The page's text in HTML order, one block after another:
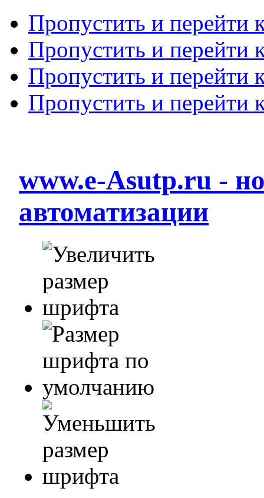
Пропустить и перейти
Пропустить и перейти
Пропустить и перейти
Пропустить и перейти
www.e-Asutp.ru -
автоматизации